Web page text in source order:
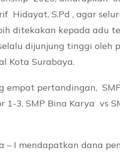
Hidayat, S.Pd , agar
ditekakan kepada adu
dijunjung tinggi
Kota Surabaya.
pertandingan,
3, SMP Bina Karya vs
I mendapatkan dana